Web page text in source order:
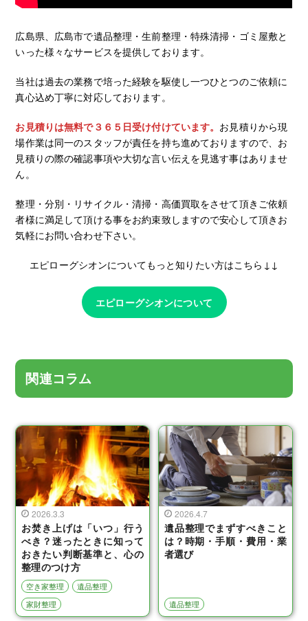
広島県、広島市で遺品整理・生前整理・特殊清掃・ゴミ屋敷と
いった様々なサービスを提供しております。
当社は過去の業務で培った経験を駆使し一つひとつのご依頼に
真心込め丁寧に対応しております。
お見積りは無料で３６５日受け付けています。 お見積りから現
場作業は同一のスタッフが責任を持ち進めておりますので、お
見積りの際の確認事項や大切な言い伝えを見逃す事はありませ
ん。
整理・分別・リサイクル・清掃・高価買取をさせて頂きご依頼
者様に満足して頂ける事をお約束致しますので安心して頂きお
気軽にお問い合わせ下さい。
エピローグシオンについてもっと知りたい方はこちら↓↓
エピローグシオンについて
関連コラム
2026.3.3
お焚き上げは「いつ」行う
べき？迷ったときに知って
おきたい判断基準と、心の
整理のつけ方
空き家整理
遺品整理
家財整理
2026.4.7
遺品整理でまずすべきこと
は？時期・手順・費用・業
者選び
遺品整理